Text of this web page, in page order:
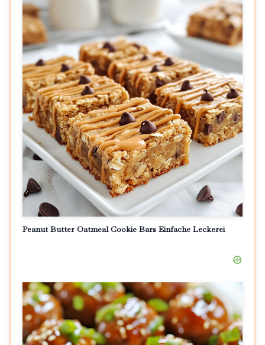
Peanut Butter Oatmeal Cookie Bars Einfache Leckerei